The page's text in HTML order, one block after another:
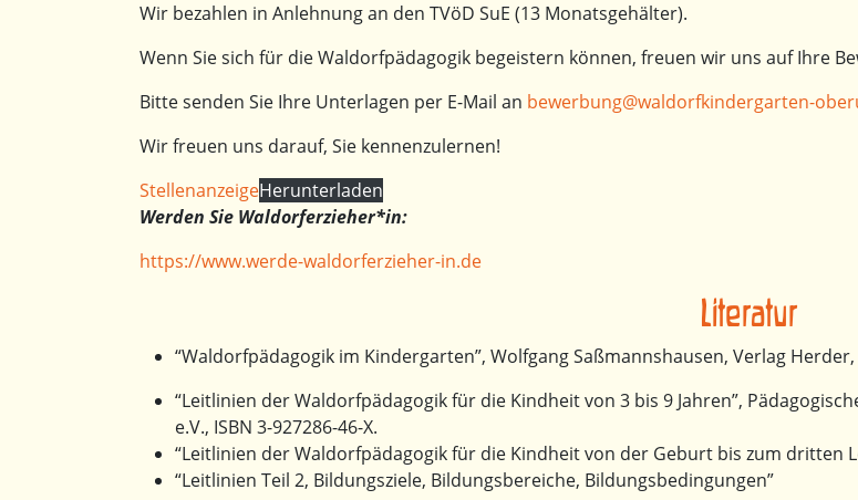
Wir bezahlen in Anlehnung an den TVöD SuE (13 Monatsgehälter).
Wenn Sie sich für die Waldorfpädagogik begeistern können, freuen wir uns auf Ihre
Bitte senden Sie Ihre Unterlagen per E-Mail an bewerbung@waldorfkindergarten-
Wir freuen uns darauf, Sie kennenzulernen!
StellenanzeigeHerunterladen
Werden Sie Waldorferzieher*in:
https://www.werde-waldorferzieher-in.de
Literatur
“Waldorfpädagogik im Kindergarten”, Wolfgang Saßmannshausen, Verlag Herder,
“Leitlinien der Waldorfpädagogik für die Kindheit von 3 bis 9 Jahren”,
e.V., ISBN 3-927286-46-X.
“Leitlinien der Waldorfpädagogik für die Kindheit von der Geburt bis zum dritten
“Leitlinien Teil 2, Bildungsziele, Bildungsbereiche, Bildungsbedingungen”